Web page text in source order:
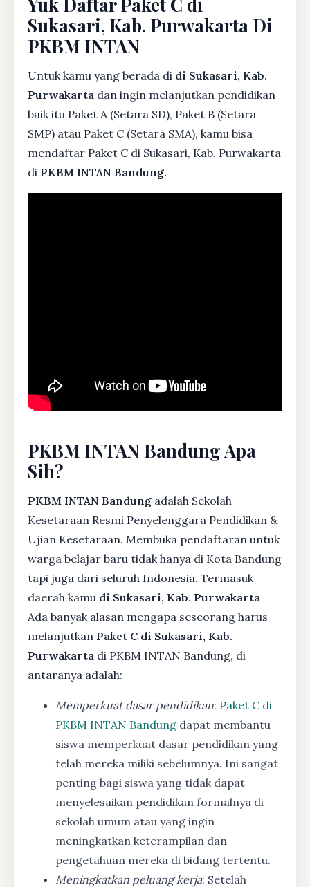
Sukasari, Kab. Purwakarta Di
PKBM INTAN
Untuk kamu yang berada di di Sukasari, Kab.
Purwakarta dan ingin melanjutkan pendidikan
baik itu Paket A (Setara SD), Paket B (Setara
SMP) atau Paket C (Setara SMA), kamu bisa
mendaftar Paket C di Sukasari, Kab. Purwakarta
di PKBM INTAN Bandung.
PKBM INTAN Bandung Apa
Sih?
PKBM INTAN Bandung adalah Sekolah
Kesetaraan Resmi Penyelenggara Pendidikan &
Ujian Kesetaraan. Membuka pendaftaran untuk
warga belajar baru tidak hanya di Kota Bandung
tapi juga dari seluruh Indonesia. Termasuk
daerah kamu di Sukasari, Kab. Purwakarta
Ada banyak alasan mengapa seseorang harus
melanjutkan Paket C di Sukasari, Kab.
Purwakarta di PKBM INTAN Bandung, di
antaranya adalah:
Memperkuat dasar pendidikan: Paket C di
PKBM INTAN Bandung dapat membantu
siswa memperkuat dasar pendidikan yang
telah mereka miliki sebelumnya. Ini sangat
penting bagi siswa yang tidak dapat
menyelesaikan pendidikan formalnya di
sekolah umum atau yang ingin
meningkatkan keterampilan dan
pengetahuan mereka di bidang tertentu.
Meningkatkan peluang kerja: Setelah